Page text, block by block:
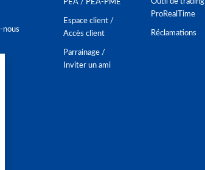
nous
PEA / PEA-PME
Espace client /
Accès client
Parrainage /
Inviter un ami
ProRealTime
Réclamations